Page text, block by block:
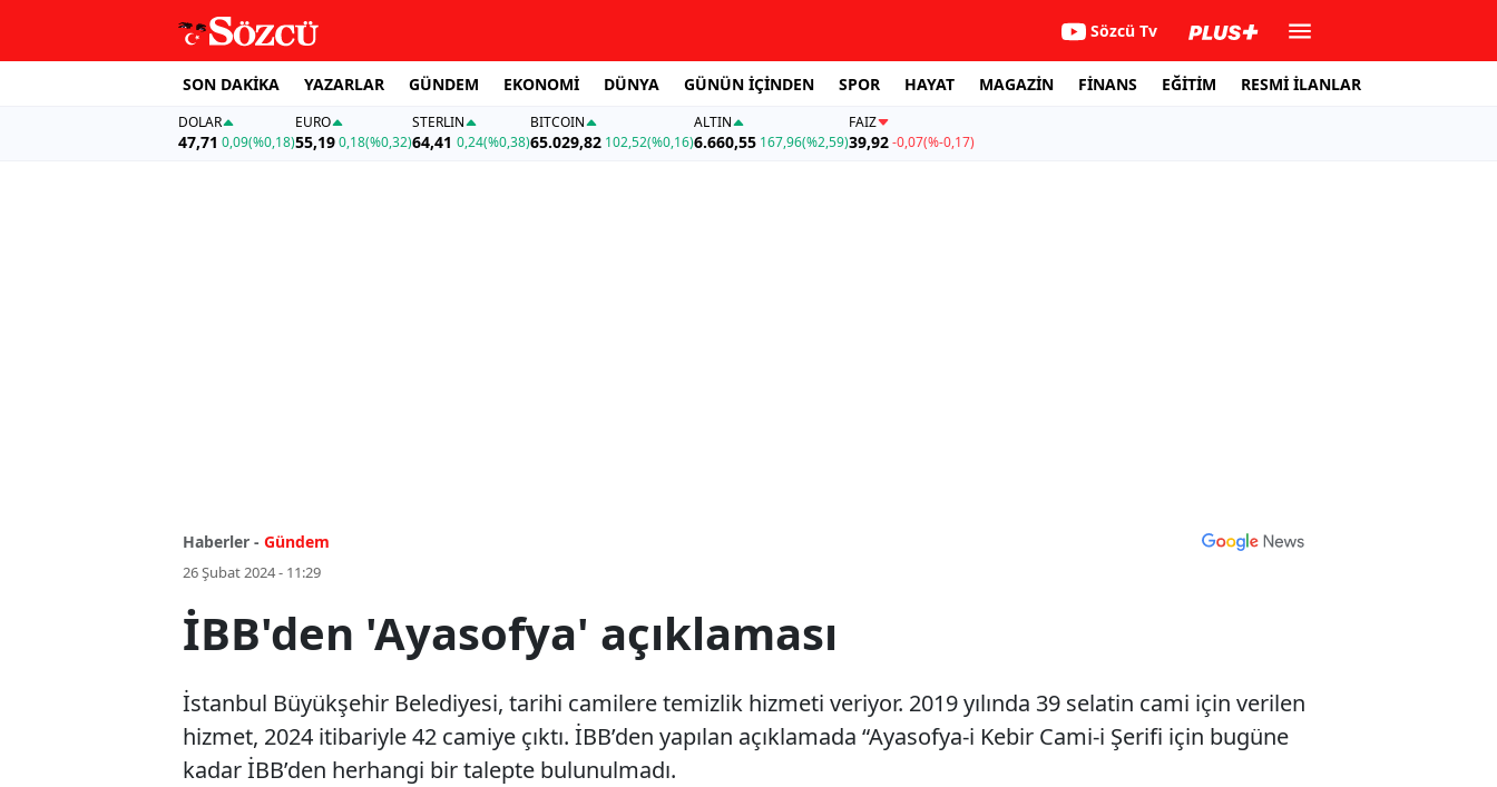
Sözcü Tv
SON DAKİKA YAZARLAR GÜNDEM EKONOMİ DÜNYA GÜNÜN İÇİNDEN SPOR HAYAT MAGAZİN FİNANS EĞİTİM RESMİ İLANLAR
DOLAR
47,71 0,09(%0,18)
EURO
55,19 0,18(%0,32)
STERLIN
64,41 0,24(%0,38)
BITCOIN
65.029,82 102,52(%0,16)
ALTIN
6.660,55 167,96(%2,59)
FAİZ
39,92-0,07(%-0,17)
Haberler - Gündem
26 Şubat 2024 - 11:29
İBB'den 'Ayasofya' açıklaması
İstanbul Büyükşehir Belediyesi, tarihi camilere temizlik hizmeti veriyor. 2019 yılında 39 selatin cami için verilen
hizmet, 2024 itibariyle 42 camiye çıktı. İBB’den yapılan açıklamada “Ayasofya-i Kebir Cami-i Şerifi için bugüne
kadar İBB’den herhangi bir talepte bulunulmadı.